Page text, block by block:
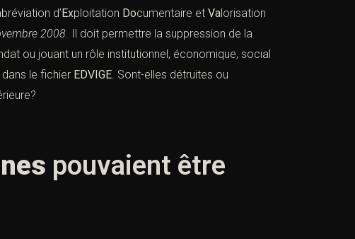
d’Exploitation Documentaire et Valorisation
2008 . Il doit permettre la suppression de la
ou jouant un rôle institutionnel, économique, social
le fichier EDVIGE . Sont-elles détruites ou
pouvaient être